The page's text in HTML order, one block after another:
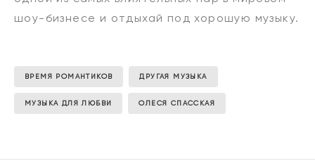
шоу-бизнесе и отдыхай под хорошую музыку.
ВРЕМЯ РОМАНТИКОВ ДРУГАЯ МУЗЫКА
МУЗЫКА ДЛЯ ЛЮБВИ ОЛЕСЯ СПАССКАЯ